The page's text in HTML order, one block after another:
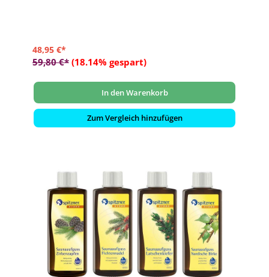
48,95 €*
59,80 €* (18.14% gespart)
In den Warenkorb
Zum Vergleich hinzufügen